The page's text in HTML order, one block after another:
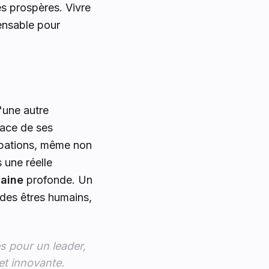
prospères. Vivre
pour
autre
de ses
même non
une réelle
profonde. Un
êtres humains,
pour un leader,
innovante.